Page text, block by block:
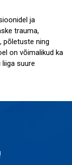
ja
trauma,
põletuste ning
on võimalikud ka
suure